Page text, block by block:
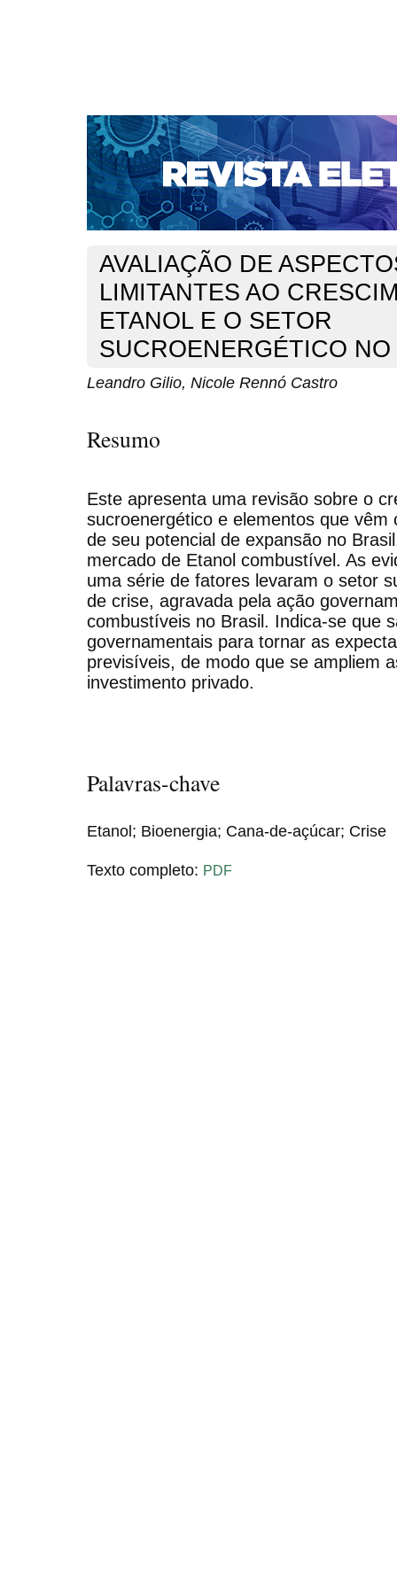
CAPA SOBRE ACESSO CADASTRO
NOTÍCIAS
SUBMISSÕES
PORTAL DE REVISTAS
AUTORES
TUTORIAL PARA AVALIADORES
Capa> v. 6, n. 1 (2016)> Gilio
AVALIAÇÃO DE
LIMITANTES AO
ETANOL E O SETOR
SUCROENERGÉTICO
Leandro Gilio, Nicole Rennó Castro
Resumo
Este apresenta uma revisão sobre o
sucroenergético e elementos que vêm
de seu potencial de expansão no
mercado de Etanol combustível. As
uma série de fatores levaram o setor
de crise, agravada pela ação
combustíveis no Brasil. Indica-se que
governamentais para tornar as
previsíveis, de modo que se ampliem
investimento privado.
Palavras-chave
Etanol; Bioenergia; Cana-de-açúcar; Crise
Texto completo: PDF